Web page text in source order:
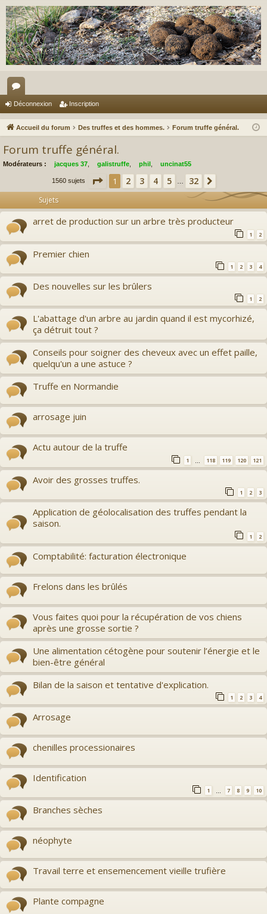
or
u
Déconnexion Inscription
Accueil du forum Des truffes et des hommes. Forum truffe général.
Forum truffe général.
Modérateurs : jacques 37 galistruffe phil uncinat55
1560 sujets Page 1sur 32
1 2 3 4 5 32
Sujets
arret de production sur un arbre très producteur
1 2
Premier chien
1 2 3 4
Des nouvelles sur les brûlers
1 2
L'abattage d'un arbre au jardin quand il est mycorhizé,
ça détruit tout ?
Conseils pour soigner des cheveux avec un effet paille,
quelqu'un a une astuce ?
Truffe en Normandie
arrosage juin
Actu autour de la truffe
1 118 119 120 121
Avoir des grosses truffes.
1 2 3
Application de géolocalisation des truffes pendant la
saison.
1 2
Comptabilité: facturation électronique
Frelons dans les brûlés
Vous faites quoi pour la récupération de vos chiens
après une grosse sortie ?
Une alimentation cétogène pour soutenir l’énergie et le
bien-être général
Bilan de la saison et tentative d'explication.
1 2 3 4
Arrosage
chenilles processionaires
Identification
1 … 7 8 9 10
Branches sèches
néophyte
Travail terre et ensemencement vieille trufière
Plante compagne